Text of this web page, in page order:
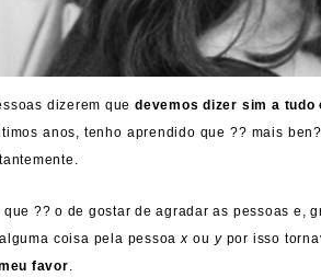
dizerem quedevemos dizer sim a
anos, tenho aprendido que ?? mais
?? o de gostar de agradar as pessoas e,
coisa pela pessoax ou ypor isso
favor.